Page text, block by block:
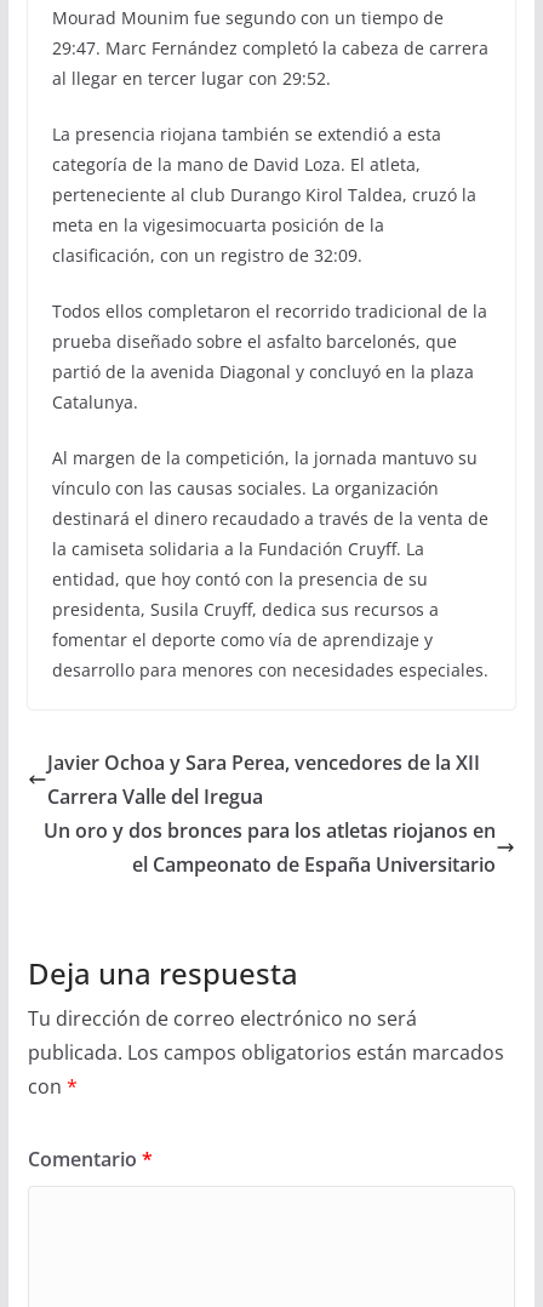
Mourad Mounim fue segundo con un tiempo de
29:47. Marc Fernández completó la cabeza de carrera
al llegar en tercer lugar con 29:52.
La presencia riojana también se extendió a esta
categoría de la mano de David Loza. El atleta,
perteneciente al club Durango Kirol Taldea, cruzó la
meta en la vigesimocuarta posición de la
clasificación, con un registro de 32:09.
Todos ellos completaron el recorrido tradicional de la
prueba diseñado sobre el asfalto barcelonés, que
partió de la avenida Diagonal y concluyó en la plaza
Catalunya.
Al margen de la competición, la jornada mantuvo su
vínculo con las causas sociales. La organización
destinará el dinero recaudado a través de la venta de
la camiseta solidaria a la Fundación Cruyff. La
entidad, que hoy contó con la presencia de su
presidenta, Susila Cruyff, dedica sus recursos a
fomentar el deporte como vía de aprendizaje y
desarrollo para menores con necesidades especiales.
Javier Ochoa y Sara Perea, vencedores de la XII
Carrera Valle del Iregua
Un oro y dos bronces para los atletas riojanos en
el Campeonato de España Universitario
Deja una respuesta
Tu dirección de correo electrónico no será
publicada. Los campos obligatorios están marcados
con *
Comentario *